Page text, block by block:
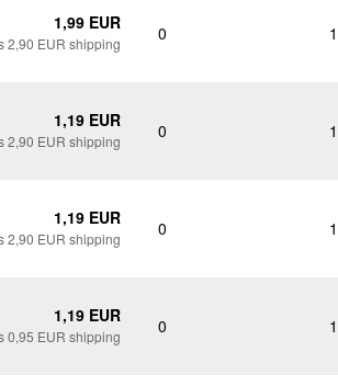
1,99 EUR
2,90 EUR shipping 0
1,19 EUR
2,90 EUR shipping 0
1,19 EUR
2,90 EUR shipping 0
1,19 EUR
0,95 EUR shipping 0